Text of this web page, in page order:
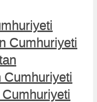
Cumhuriyeti
Cumhuriyeti
Cumhuriyeti
Cumhuriyeti
Cumhuriyeti
Cumhuriyeti